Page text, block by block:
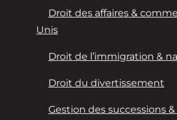
Droit des affaires &
Unis
Droit de l’immigration &
Droit du divertissement
Gestion des successions